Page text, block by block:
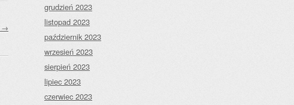
→
grudzień 2023
listopad 2023
październik 2023
wrzesień 2023
sierpień 2023
lipiec 2023
czerwiec 2023